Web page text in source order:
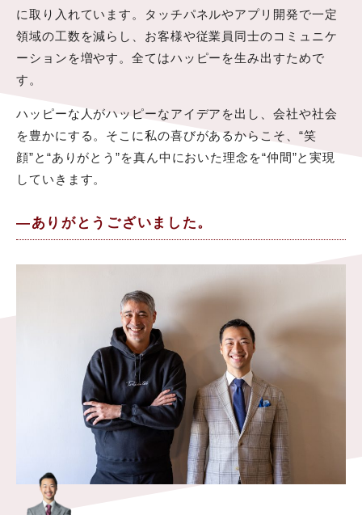
に取り入れています。タッチパネルやアプリ開発で一定
領域の工数を減らし、お客様や従業員同士のコミュニケ
ーションを増やす。全てはハッピーを生み出すためで
す。
ハッピーな人がハッピーなアイデアを出し、会社や社会
を豊かにする。そこに私の喜びがあるからこそ、“笑
顔”と“ありがとう”を真ん中においた理念を“仲間”と実現
していきます。
—ありがとうございました。